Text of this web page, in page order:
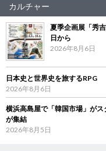
カルチャー
夏季企画展「秀
日から
2026年8月6日
日本史と世界史を旅するRPG
2026年8月6日
横浜高島屋で「韓国市場」が
が集結
2026年8月5日